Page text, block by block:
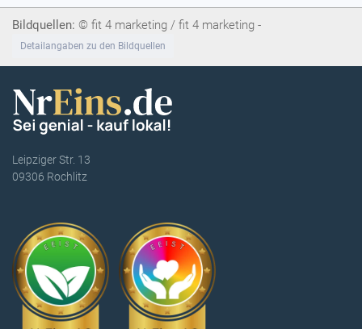
Bildquellen: © fit 4 marketing / fit 4 marketing -
Detailangaben zu den Bildquellen
Leipziger Str. 13
09306 Rochlitz